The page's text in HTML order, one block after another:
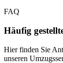
FAQ
Häufig
Hier finden Sie
unseren